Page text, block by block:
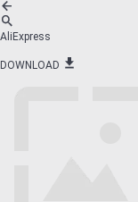
AliExpress
DOWNLOAD